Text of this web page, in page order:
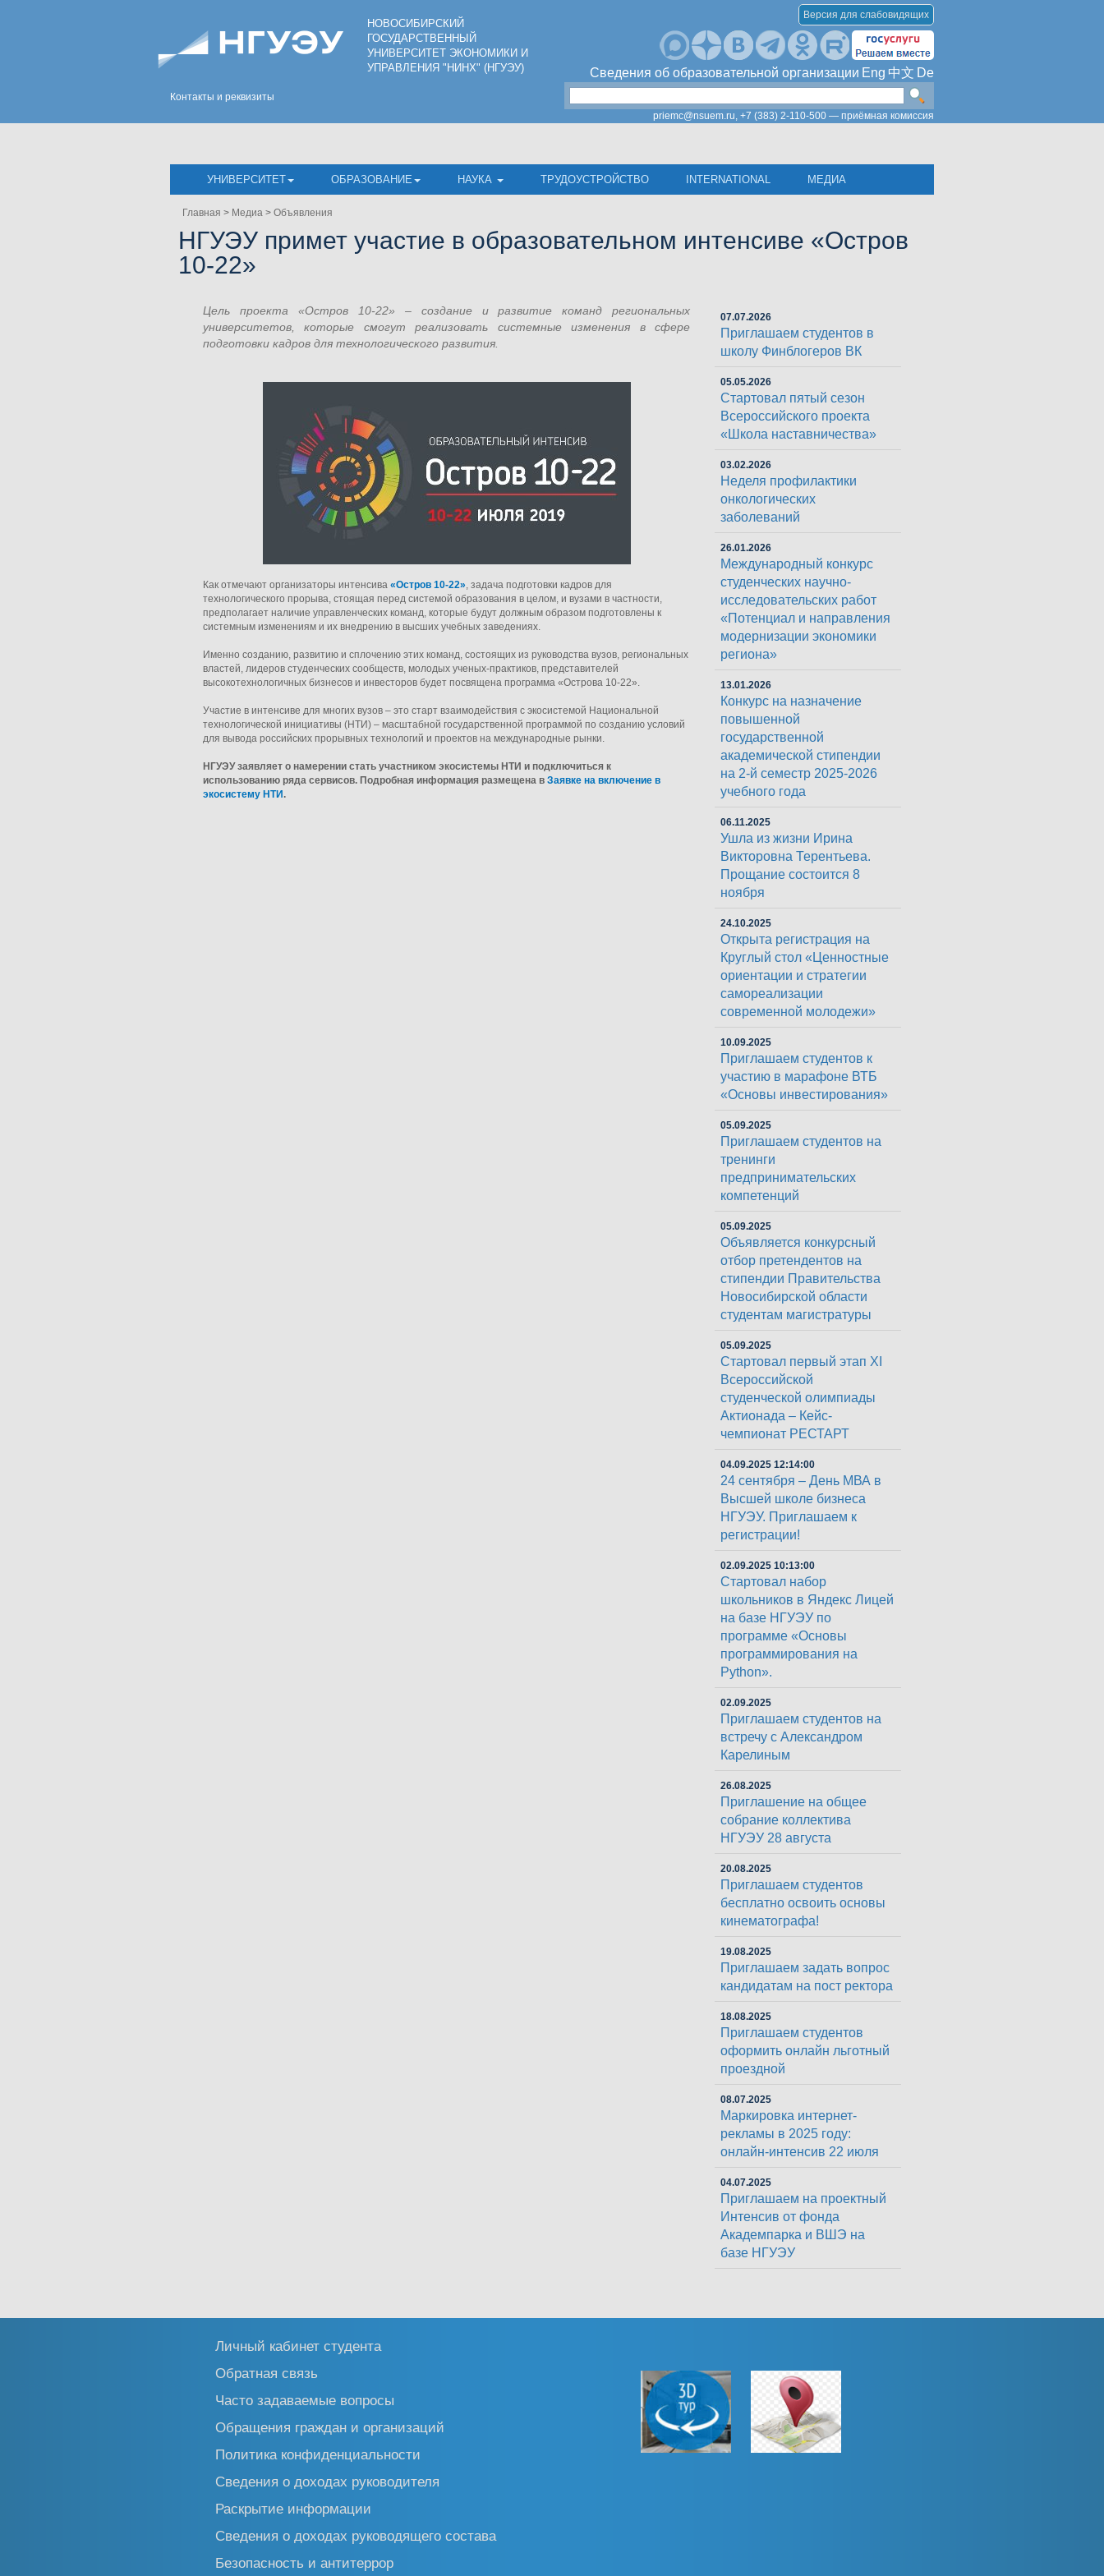
Контакты и реквизиты
НОВОСИБИРСКИЙ
ГОСУДАРСТВЕННЫЙ
УНИВЕРСИТЕТ ЭКОНОМИКИ И
УПРАВЛЕНИЯ "НИНХ" (НГУЭУ)
Версия для слабовидящих
Сведения об образовательной организации Eng 中文 De
priemc@nsuem.ru, +7 (383) 2-110-500 — приёмная комиссия
УНИВЕРСИТЕТ ОБРАЗОВАНИЕ НАУКА ТРУДОУСТРОЙСТВО INTERNATIONAL МЕДИА
Главная > Медиа > Объявления
НГУЭУ примет участие в образовательном интенсиве «Остров
10-22»
Цель проекта «Остров 10-22» – создание и развитие команд региональных
университетов, которые смогут реализовать системные изменения в сфере
подготовки кадров для технологического развития.
Как отмечают организаторы интенсива «Остров 10-22», задача подготовки кадров для
технологического прорыва, стоящая перед системой образования в целом, и вузами в частности,
предполагает наличие управленческих команд, которые будут должным образом подготовлены к
системным изменениям и их внедрению в высших учебных заведениях.
Именно созданию, развитию и сплочению этих команд, состоящих из руководства вузов, региональных
властей, лидеров студенческих сообществ, молодых ученых-практиков, представителей
высокотехнологичных бизнесов и инвесторов будет посвящена программа «Острова 10-22».
Участие в интенсиве для многих вузов – это старт взаимодействия с экосистемой Национальной
технологической инициативы (НТИ) – масштабной государственной программой по созданию условий
для вывода российских прорывных технологий и проектов на международные рынки.
НГУЭУ заявляет о намерении стать участником экосистемы НТИ и подключиться к
использованию ряда сервисов. Подробная информация размещена в Заявке на включение в
экосистему НТИ.
07.07.2026
Приглашаем студентов в
школу Финблогеров ВК
05.05.2026
Стартовал пятый сезон
Всероссийского проекта
«Школа наставничества»
03.02.2026
Неделя профилактики
онкологических
заболеваний
26.01.2026
Международный конкурс
студенческих научно-
исследовательских работ
«Потенциал и направления
модернизации экономики
региона»
13.01.2026
Конкурс на назначение
повышенной
государственной
академической стипендии
на 2-й семестр 2025-2026
учебного года
06.11.2025
Ушла из жизни Ирина
Викторовна Терентьева.
Прощание состоится 8
ноября
24.10.2025
Открыта регистрация на
Круглый стол «Ценностные
ориентации и стратегии
самореализации
современной молодежи»
10.09.2025
Приглашаем студентов к
участию в марафоне ВТБ
«Основы инвестирования»
05.09.2025
Приглашаем студентов на
тренинги
предпринимательских
компетенций
05.09.2025
Объявляется конкурсный
отбор претендентов на
стипендии Правительства
Новосибирской области
студентам магистратуры
05.09.2025
Стартовал первый этап XI
Всероссийской
студенческой олимпиады
Актионада – Кейс-
чемпионат РЕСТАРТ
04.09.2025 12:14:00
24 сентября – День МВА в
Высшей школе бизнеса
НГУЭУ. Приглашаем к
регистрации!
02.09.2025 10:13:00
Стартовал набор
школьников в Яндекс Лицей
на базе НГУЭУ по
программе «Основы
программирования на
Python».
02.09.2025
Приглашаем студентов на
встречу с Александром
Карелиным
26.08.2025
Приглашение на общее
собрание коллектива
НГУЭУ 28 августа
20.08.2025
Приглашаем студентов
бесплатно освоить основы
кинематографа!
19.08.2025
Приглашаем задать вопрос
кандидатам на пост ректора
18.08.2025
Приглашаем студентов
оформить онлайн льготный
проездной
08.07.2025
Маркировка интернет-
рекламы в 2025 году:
онлайн-интенсив 22 июля
04.07.2025
Приглашаем на проектный
Интенсив от фонда
Академпарка и ВШЭ на
базе НГУЭУ
Личный кабинет студента
Обратная связь
Часто задаваемые вопросы
Обращения граждан и организаций
Политика конфиденциальности
Сведения о доходах руководителя
Раскрытие информации
Сведения о доходах руководящего состава
Безопасность и антитеррор